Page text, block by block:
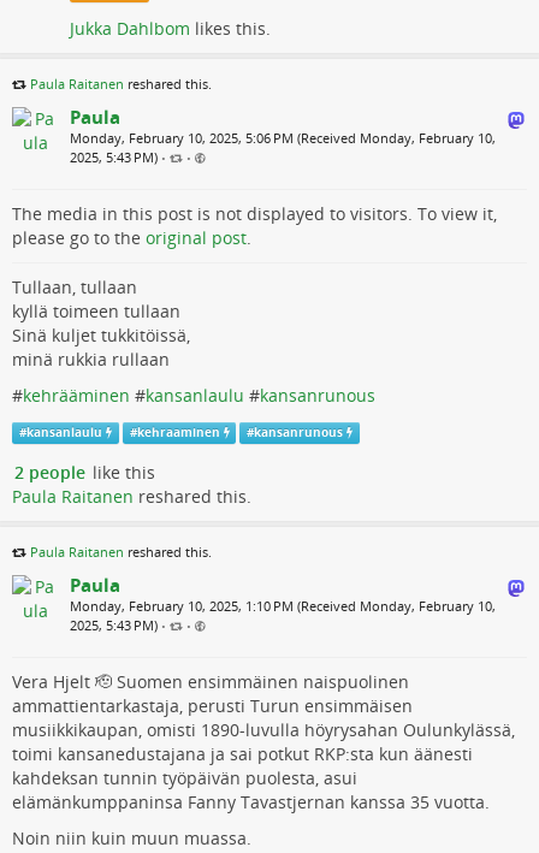
Jukka Dahlbom likes this.
Paula Raitanen reshared this.
Paula
Monday, February 10, 2025, 5:06 PM (Received Monday, February 10,
2025, 5:43 PM) • •
The media in this post is not displayed to visitors. To view it,
please go to the original post
Tullaan, tullaan
kyllä toimeen tullaan
Sinä kuljet tukkitöissä,
minä rukkia rullaan
#kehrääminen #kansanlaulu #kansanrunous
#kansanlaulu #kehraaminen #kansanrunous
2 people like this
Paula Raitanen reshared this.
Paula Raitanen reshared this.
Paula
Monday, February 10, 2025, 1:10 PM (Received Monday, February 10,
2025, 5:43 PM) • •
Vera Hjelt 🫡 Suomen ensimmäinen naispuolinen
ammattientarkastaja, perusti Turun ensimmäisen
musiikkikaupan, omisti 1890-luvulla höyrysahan Oulunkylässä,
toimi kansanedustajana ja sai potkut RKP:sta kun äänesti
kahdeksan tunnin työpäivän puolesta, asui
elämänkumppaninsa Fanny Tavastjernan kanssa 35 vuotta.
Noin niin kuin muun muassa.